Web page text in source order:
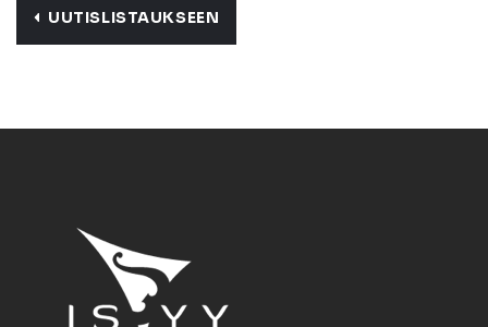
UUTISLISTAUKSEEN